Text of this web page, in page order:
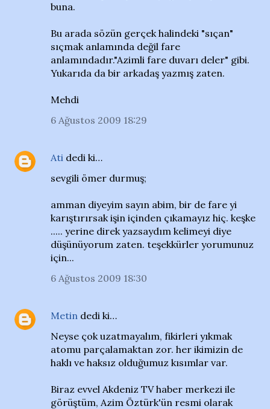
buna.
Bu arada sözün gerçek halindeki "sıçan"
sıçmak anlamında değil fare
anlamındadır."Azimli fare duvarı deler" gibi.
Yukarıda da bir arkadaş yazmış zaten.
Mehdi
6 Ağustos 2009 18:29
Ati dedi ki…
sevgili ömer durmuş;
amman diyeyim sayın abim, bir de fare yi
karıştırırsak işin içinden çıkamayız hiç. keşke
..... yerine direk yazsaydım kelimeyi diye
düşünüyorum zaten. teşekkürler yorumunuz
için...
6 Ağustos 2009 18:30
Metin dedi ki…
Neyse çok uzatmayalım, fikirleri yıkmak
atomu parçalamaktan zor. her ikimizin de
haklı ve haksız olduğumuz kısımlar var.
Biraz evvel Akdeniz TV haber merkezi ile
görüştüm, Azim Öztürk'ün resmi olarak